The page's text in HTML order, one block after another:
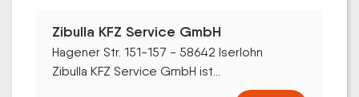
Zibulla KFZ Service GmbH
Hagener Str. 151-157 - 58642 Iserlohn
Zibulla KFZ Service GmbH ist...